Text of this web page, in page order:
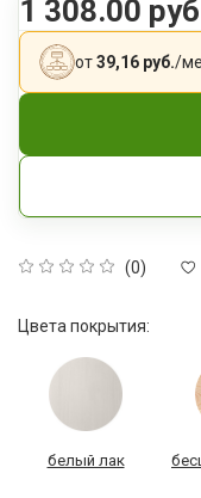
(0)
1 308.00
от39,16 руб./
Цвета покрытия:
белый лак